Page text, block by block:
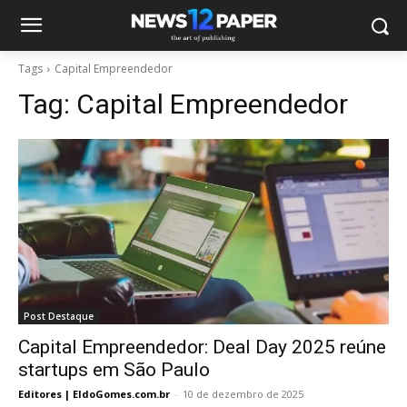
Tags Capital Empreendedor
Tag: Capital Empreendedor
Post Destaque
Capital Empreendedor: Deal Day 2025 reúne
startups em São Paulo
Editores | EldoGomes.com.br - 10 de dezembro de 2025